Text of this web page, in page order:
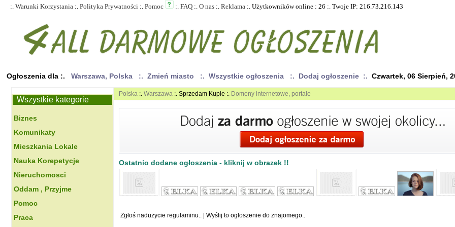
:. Warunki Korzystania :. Polityka Prywatności :. Pomoc :. FAQ :. O nas :. Reklama :. Użytkowników online : 26 :. Twoje IP: 216.73.216.143
Ogłoszenia dla :.Warszawa, Polska :. Zmień miasto :. Wszystkie ogłoszenia :. Dodaj ogłoszenie :. Czwartek, 06 Sierpień,
Wszystkie kategorie
Biznes
Komunikaty
Mieszkania Lokale
Nauka Korepetycje
Nieruchomosci
Oddam , Przyjme
Pomoc
Praca
Polska :. Warszawa :. Sprzedam Kupie :. Domeny internetowe, portale
Ostatnio dodane ogłoszenia - kliknij w obrazek !!
Zgłoś nadużycie regulaminu.. Wyślij to ogłoszenie do znajomego..